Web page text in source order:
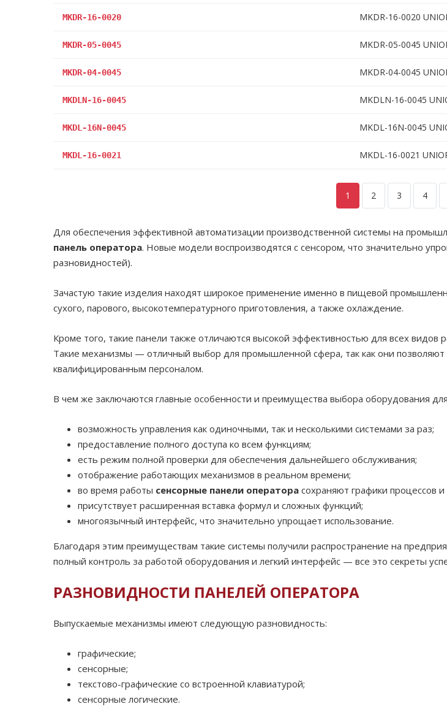
MKDR-16-0020 MKDR-16-0020
MKDR-05-0045 MKDR-05-0045
MKDR-04-0045 MKDR-04-0045
MKDLN-16-0045 MKDLN-16-0045
MKDL-16N-0045 MKDL-16N-0045
MKDL-16-0021 MKDL-16-0021
1 2 3 4
Для обеспечения эффективной автоматизации производственной системы на
панель оператора. Новые модели воспроизводятся с сенсором, что значительно
разновидностей).
Зачастую такие изделия находят широкое применение именно в пищевой
сухого, парового, высокотемпературного приготовления, а также охлаждение.
Кроме того, такие панели также отличаются высокой эффективностью для всех
Такие механизмы — отличный выбор для промышленной сфера, так как они
квалифицированным персоналом.
В чем же заключаются главные особенности и преимущества выбора оборудования
возможность управления как одиночными, так и несколькими системами за раз;
предоставление полного доступа ко всем функциям;
есть режим полной проверки для обеспечения дальнейшего обслуживания;
отображение работающих механизмов в реальном времени;
во время работы сенсорные панели оператора сохраняют графики процессов
присутствует расширенная вставка формул и сложных функций;
многоязычный интерфейс, что значительно упрощает использование.
Благодаря этим преимуществам такие системы получили распространение на
полный контроль за работой оборудования и легкий интерфейс — все это секреты
РАЗНОВИДНОСТИ ПАНЕЛЕЙ ОПЕРАТОРА
Выпускаемые механизмы имеют следующую разновидность:
графические;
сенсорные;
текстово-графические со встроенной клавиатурой;
сенсорные логические.